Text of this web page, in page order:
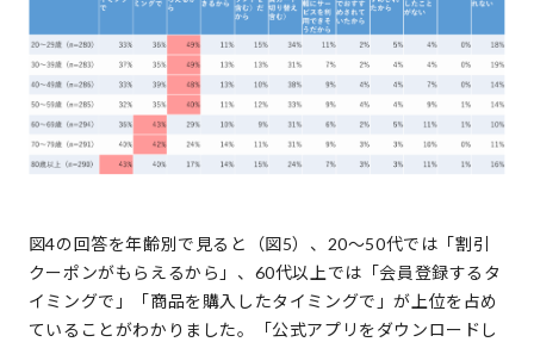
図4の回答を年齢別で見ると（図5）、20～50代では「割引
クーポンがもらえるから」、60代以上では「会員登録するタ
イミングで」「商品を購入したタイミングで」が上位を占め
ていることがわかりました。「公式アプリをダウンロードし